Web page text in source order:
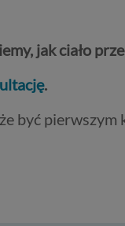
jak ciało
.
być
kilka